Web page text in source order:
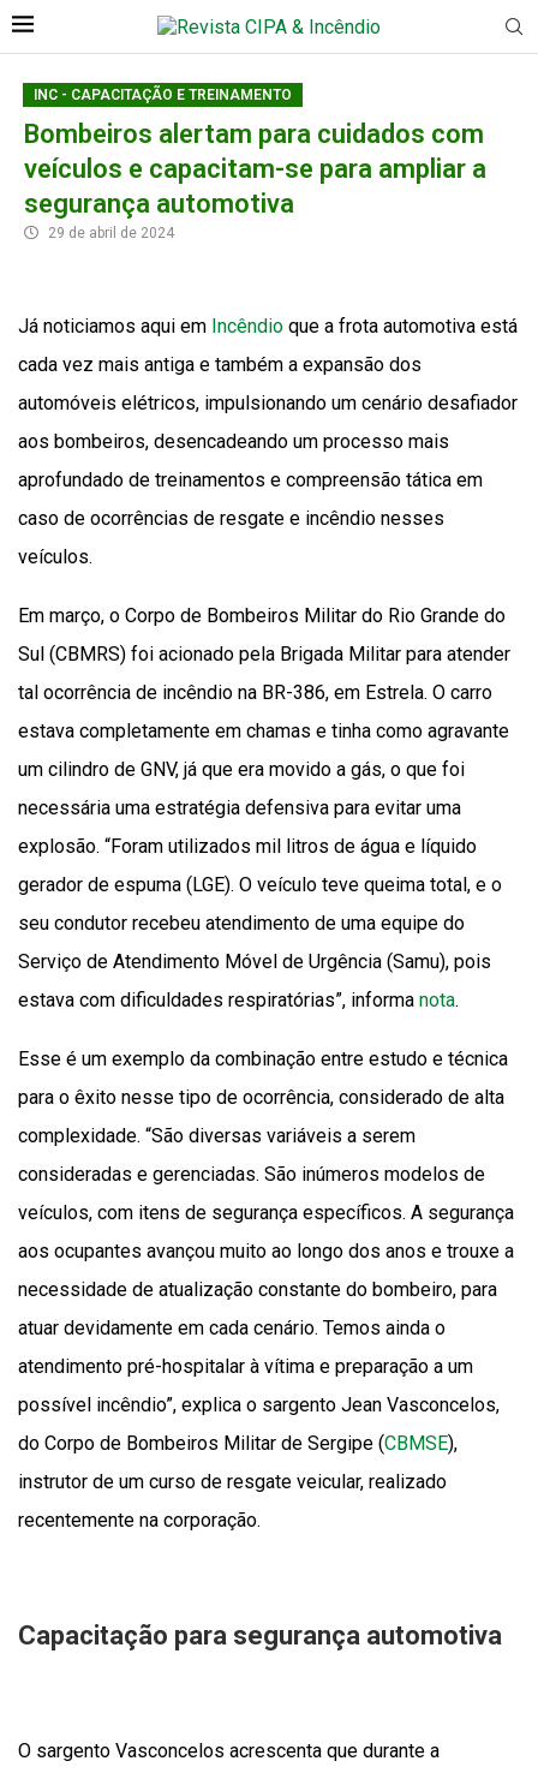
INC - CAPACITAÇÃO E TREINAMENTO
Bombeiros alertam para cuidados com
veículos e capacitam-se para ampliar a
segurança automotiva
29 de abril de 2024
Já noticiamos aqui em Incêndio que a frota automotiva está
cada vez mais antiga e também a expansão dos
automóveis elétricos, impulsionando um cenário desafiador
aos bombeiros, desencadeando um processo mais
aprofundado de treinamentos e compreensão tática em
caso de ocorrências de resgate e incêndio nesses
veículos.
Em março, o Corpo de Bombeiros Militar do Rio Grande do
Sul (CBMRS) foi acionado pela Brigada Militar para atender
tal ocorrência de incêndio na BR-386, em Estrela. O carro
estava completamente em chamas e tinha como agravante
um cilindro de GNV, já que era movido a gás, o que foi
necessária uma estratégia defensiva para evitar uma
explosão. “Foram utilizados mil litros de água e líquido
gerador de espuma (LGE). O veículo teve queima total, e o
seu condutor recebeu atendimento de uma equipe do
Serviço de Atendimento Móvel de Urgência (Samu), pois
estava com dificuldades respiratórias”, informa nota.
Esse é um exemplo da combinação entre estudo e técnica
para o êxito nesse tipo de ocorrência, considerado de alta
complexidade. “São diversas variáveis a serem
consideradas e gerenciadas. São inúmeros modelos de
veículos, com itens de segurança específicos. A segurança
aos ocupantes avançou muito ao longo dos anos e trouxe a
necessidade de atualização constante do bombeiro, para
atuar devidamente em cada cenário. Temos ainda o
atendimento pré-hospitalar à vítima e preparação a um
possível incêndio”, explica o sargento Jean Vasconcelos,
do Corpo de Bombeiros Militar de Sergipe (CBMSE),
instrutor de um curso de resgate veicular, realizado
recentemente na corporação.
Capacitação para segurança automotiva
O sargento Vasconcelos acrescenta que durante a